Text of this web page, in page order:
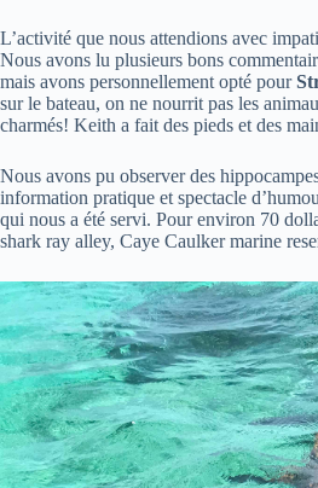
L’activité que nous attendions avec
Nous avons lu plusieurs bons
mais avons personnellement opté pour
sur le bateau, on ne nourrit pas les
charmés! Keith a fait des pieds et des
Nous avons pu observer des
information pratique et spectacle
qui nous a été servi. Pour environ 70
shark ray alley, Caye Caulker marine